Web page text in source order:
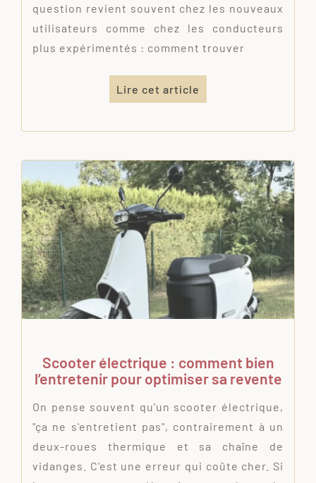
question revient souvent chez les nouveaux
utilisateurs comme chez les conducteurs
plus expérimentés : comment trouver
Lire cet article
Scooter électrique : comment bien
l’entretenir pour optimiser sa revente
On pense souvent qu'un scooter électrique,
"ça ne s'entretient pas", contrairement à un
deux-roues thermique et sa chaîne de
vidanges. C'est une erreur qui coûte cher. Si